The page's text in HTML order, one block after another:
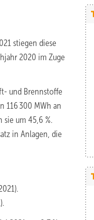
stiegen diese
2020 im Zuge
und Brennstoffe
116 300 MWh an
sie um 45,6 %.
in Anlagen, die